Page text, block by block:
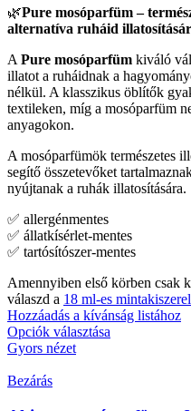
🌿Pure mosóparfüm –
alternatíva ruháid
A Pure mosóparfüm kiváló
illatot a ruháidnak a
nélkül. A klasszikus öblítők
textileken, míg a mosóparfüm
anyagokon.
A mosóparfümök természetes
segítő összetevőket
nyújtanak a ruhák illatosítására.
✅ allergénmentes
✅ állatkísérlet-mentes
✅ tartósítószer-mentes
Amennyiben első körben csak
válaszd a 18 ml-es
Hozzáadás a kívánság listához
Opciók választása
Gyors nézet
Bezárás